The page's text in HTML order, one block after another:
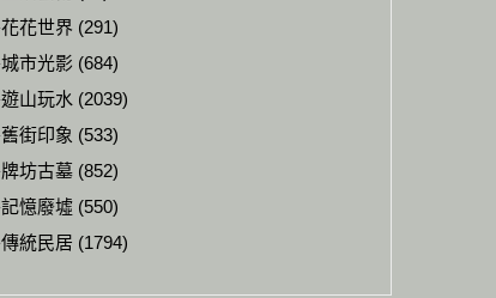
花花世界 (291)
城市光影 (684)
遊山玩水 (2039)
舊街印象 (533)
牌坊古墓 (852)
記憶廢墟 (550)
傳統民居 (1794)